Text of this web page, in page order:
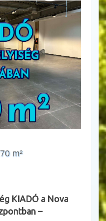
m²
KIADÓ a Nova
–